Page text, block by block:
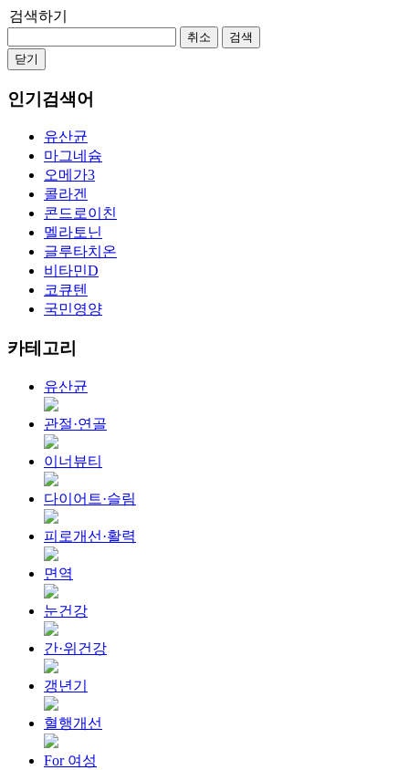
검색하기
취소
검색
닫기
인기검색어
유산균
마그네슘
오메가3
콜라겐
콘드로이친
멜라토닌
글루타치온
비타민D
코큐텐
국민영양
카테고리
유산균
관절·연골
이너뷰티
다이어트·슬림
피로개선·활력
면역
눈건강
간·위건강
갱년기
혈행개선
For 여성